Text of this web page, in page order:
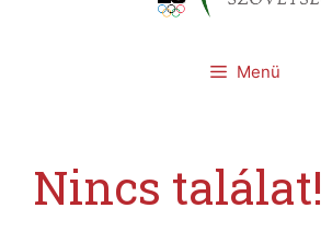
Menü
Nincs találat!